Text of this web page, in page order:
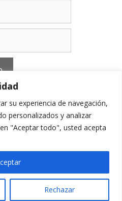
su experiencia de navegación,
personalizados y analizar
"Aceptar todo", usted acepta
Rechazar
privacidad
mirefranero.com